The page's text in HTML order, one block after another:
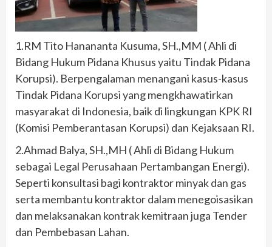
1.RM Tito Hanananta Kusuma, SH.,MM ( Ahli di
Bidang Hukum Pidana Khusus yaitu Tindak Pidana
Korupsi). Berpengalaman menangani kasus-kasus
Tindak Pidana Korupsi yang mengkhawatirkan
masyarakat di Indonesia, baik di lingkungan KPK RI
(Komisi Pemberantasan Korupsi) dan Kejaksaan RI.
2.Ahmad Balya, SH.,MH ( Ahli di Bidang Hukum
sebagai Legal Perusahaan Pertambangan Energi).
Seperti konsultasi bagi kontraktor minyak dan gas
serta membantu kontraktor dalam menegoisasikan
dan melaksanakan kontrak kemitraan juga Tender
dan Pembebasan Lahan.